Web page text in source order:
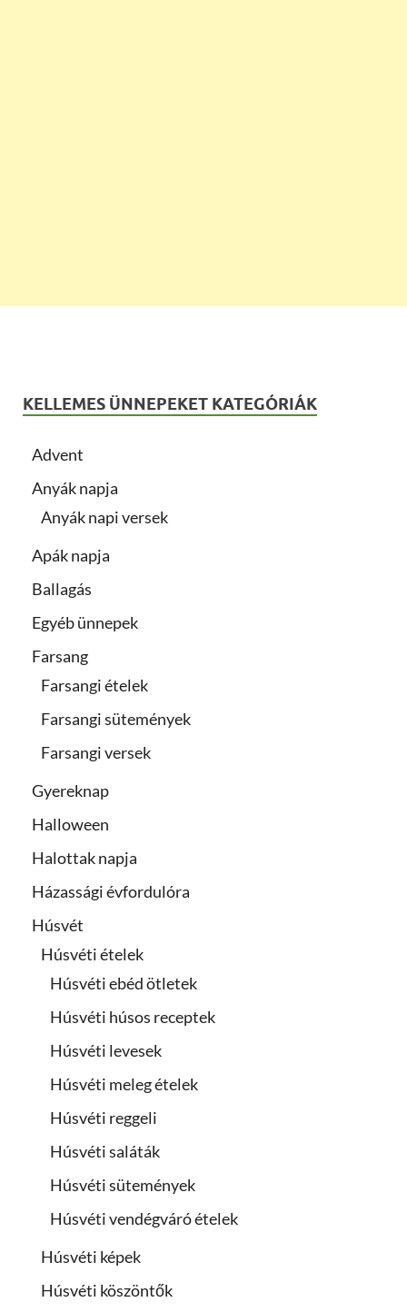
KELLEMES ÜNNEPEKET KATEGÓRIÁK
Advent
Anyák napja
Anyák napi versek
Apák napja
Ballagás
Egyéb ünnepek
Farsang
Farsangi ételek
Farsangi sütemények
Farsangi versek
Gyereknap
Halloween
Halottak napja
Házassági évfordulóra
Húsvét
Húsvéti ételek
Húsvéti ebéd ötletek
Húsvéti húsos receptek
Húsvéti levesek
Húsvéti meleg ételek
Húsvéti reggeli
Húsvéti saláták
Húsvéti sütemények
Húsvéti vendégváró ételek
Húsvéti képek
Húsvéti köszöntők